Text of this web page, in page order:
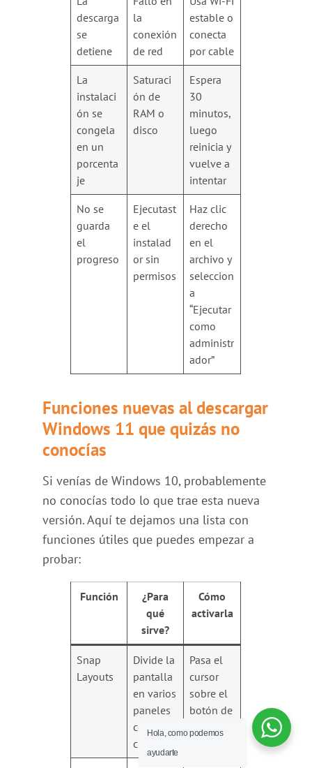
descarga
se
detiene
la
conexión
de red
estable o
conecta
por cable
La
instalaci
ón se
congela
en un
porcenta
je
Saturaci
ón de
RAM o
disco
Espera
30
minutos,
luego
reinicia y
vuelve a
intentar
No se
guarda
el
progreso
Ejecutast
e el
instalad
or sin
permisos
Haz clic
derecho
en el
archivo y
seleccion
a
“Ejecutar
como
administr
ador”
Funciones nuevas al descargar
Windows 11 que quizás no
conocías
Si venías de Windows 10, probablemente
no conocías todo lo que trae esta nueva
versión. Aquí te dejamos una lista con
funciones útiles que puedes empezar a
probar:
Función
¿Para
qué
sirve?
Cómo
activarla
Snap
Layouts
Divide la
pantalla
en varios
paneles
con un
clic
Pasa el
cursor
sobre el
botón de
maximiz
Hola, como podemos
ayudarte